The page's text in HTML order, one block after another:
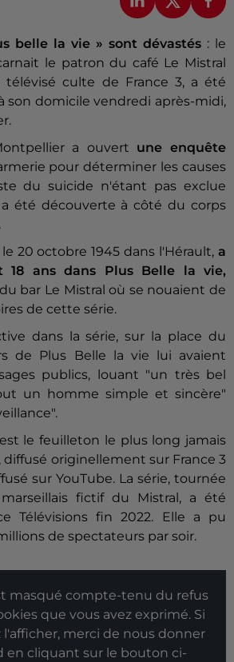
belle la vie » sont dévastés : le
le patron du café Le Mistral
culte de France 3, a été
son domicile vendredi après-midi,
a ouvert une enquête
pour déterminer les causes
du suicide n'étant pas exclue
a été découverte à côté du corps
20 octobre 1945 dans l'Hérault, a
18 ans dans Plus Belle la vie,
bar Le Mistral où se nouaient de
de cette série.
dans la série, sur la place du
de Plus Belle la vie lui avaient
publics, louant "un très bel
un homme simple et sincère"
le feuilleton le plus long jamais
diffusé originellement sur France 3
sur YouTube. La série, tournée
fictif du Mistral, a été
Télévisions fin 2022. Elle a pu
de spectateurs par soir.
masqué compte-tenu du refus
que vous avez exprimé. Si
l'afficher, merci de nous donner
en cliquant sur le bouton ci-